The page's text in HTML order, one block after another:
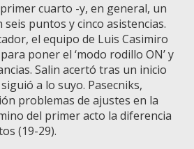
cuarto -y, en general, un
puntos y cinco asistencias.
el equipo de Luis Casimiro
poner el ‘modo rodillo ON’ y
Salin acertó tras un inicio
a lo suyo. Pasecniks,
problemas de ajustes en la
del primer acto la diferencia
(19-29).